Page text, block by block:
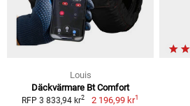
Louis
Däckvärmare Bt Comfort
RFP 3 833,94 kr2 2 196,99 kr1